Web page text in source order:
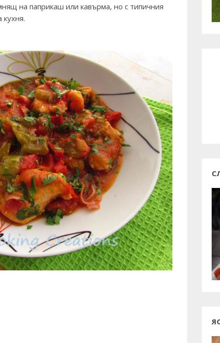
на паприкаш или кавърма, но с типичния